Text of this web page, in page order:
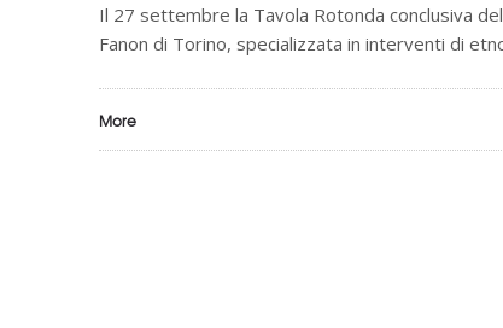
Il 27 settembre la Tavola Rotonda conclusiva
Fanon di Torino, specializzata in interventi di
More